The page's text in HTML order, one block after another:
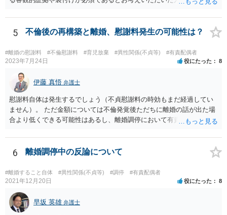
5 不倫後の再構築と離婚、慰謝料発生の可能性は？
#離婚の慰謝料 #不倫慰謝料 #育児放棄 #異性関係(不貞等) #有責配偶者
2023年7月24日 役にたった 8
伊藤 真悟 弁護士
慰謝料自体は発生するでしょう（不貞慰謝料の時効もまだ経過してい
ません）。 ただ金額については不倫発覚後ただちに離婚の話が出た場
合より低くできる可能性はあるし、離婚調停において有責配偶者の主
主張は考えられます。 養育費なども含めて一度弁護士に相談すること
を勧めます。
6 離婚調停中の反論について
#離婚すること自体 #異性関係(不貞等) #調停 #有責配偶者
2021年12月20日 役にたった 8
早坂 英雄 弁護士